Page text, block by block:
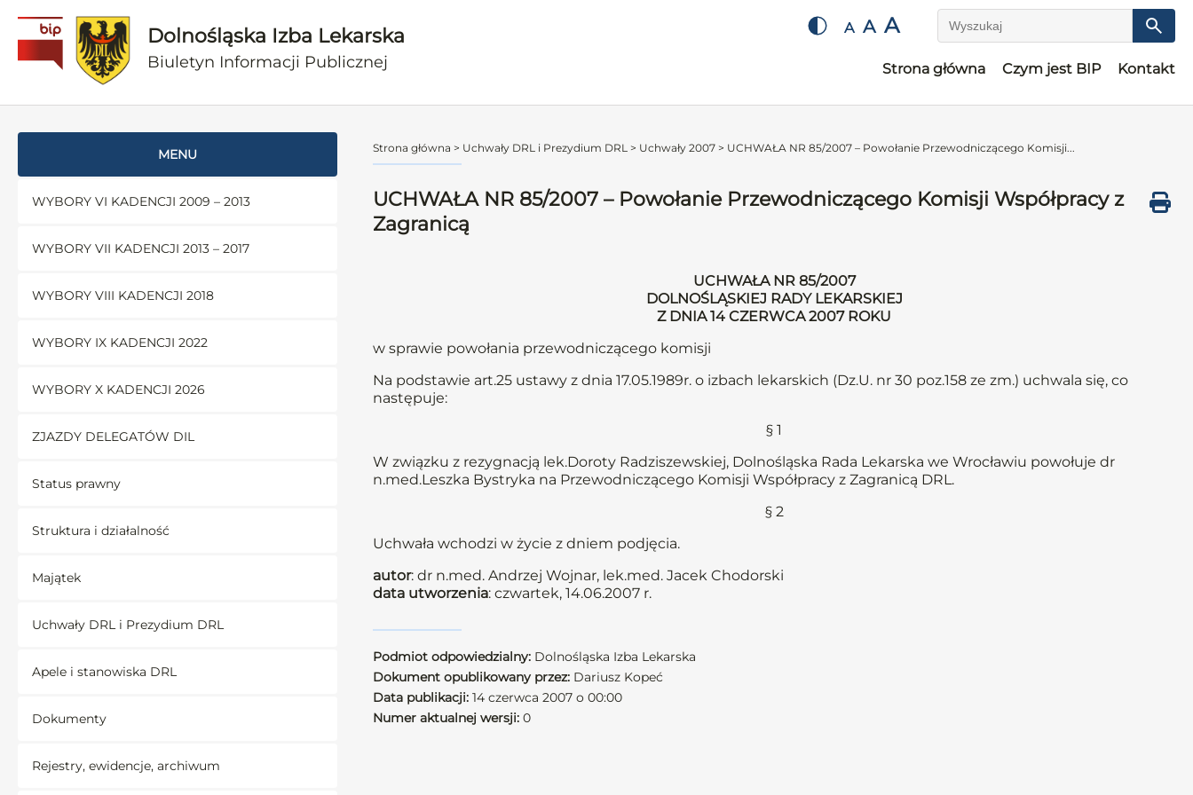
Dolnośląska Izba Lekarska
Biuletyn Informacji Publicznej
A A A Wyszukaj
Strona główna Czym jest BIP Kontakt
MENU
WYBORY VI KADENCJI 2009 – 2013
WYBORY VII KADENCJI 2013 – 2017
WYBORY VIII KADENCJI 2018
WYBORY IX KADENCJI 2022
WYBORY X KADENCJI 2026
ZJAZDY DELEGATÓW DIL
Status prawny
Struktura i działalność
Majątek
Uchwały DRL i Prezydium DRL
Apele i stanowiska DRL
Dokumenty
Rejestry, ewidencje, archiwum
Strona główna > Uchwały DRL i Prezydium DRL > Uchwały 2007 > UCHWAŁA NR 85/2007 – Powołanie Przewodniczącego Komisji...
UCHWAŁA NR 85/2007 – Powołanie Przewodniczącego Komisji Współpracy z
Zagranicą
UCHWAŁA NR 85/2007
DOLNOŚLĄSKIEJ RADY LEKARSKIEJ
Z DNIA 14 CZERWCA 2007 ROKU
w sprawie powołania przewodniczącego komisji
Na podstawie art.25 ustawy z dnia 17.05.1989r. o izbach lekarskich (Dz.U. nr 30 poz.158 ze zm.) uchwala się, co
następuje:
§ 1
W związku z rezygnacją lek.Doroty Radziszewskiej, Dolnośląska Rada Lekarska we Wrocławiu powołuje dr
n.med.Leszka Bystryka na Przewodniczącego Komisji Współpracy z Zagranicą DRL.
§ 2
Uchwała wchodzi w życie z dniem podjęcia.
autor: dr n.med. Andrzej Wojnar, lek.med. Jacek Chodorski
data utworzenia: czwartek, 14.06.2007 r.
Podmiot odpowiedzialny: Dolnośląska Izba Lekarska
Dokument opublikowany przez: Dariusz Kopeć
Data publikacji: 14 czerwca 2007 o 00:00
Numer aktualnej wersji: 0